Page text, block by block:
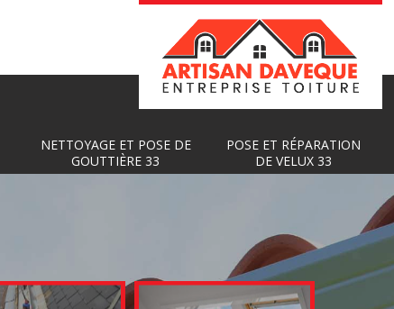
NETTOYAGE ET POSE DE
GOUTTIÈRE 33
POSE ET RÉPARATION
DE VELUX 33